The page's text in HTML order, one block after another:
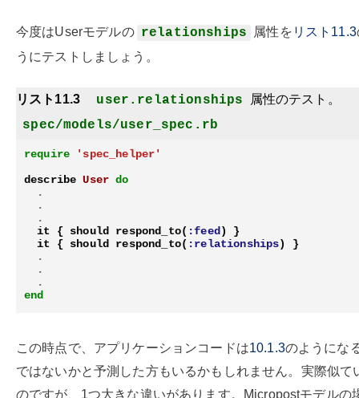
今度はUserモデルの relationships 属性を リスト11.3
うにテストしましょう。
リスト11.3 user.relationships 属性のテスト。
spec/models/user_spec.rb
require
'spec_helper'
describe User do
.
.
.
it
{ should respond_to( :feed )
}
it
{ should respond_to( :relationships)
}
.
.
.
end
この時点で、アプリケーションコードは10.1.3のようにな
ではないかと予測した方もいるかもしれません。実際似て
のですが、1つ大きな違いがあります。Micropostモデルの